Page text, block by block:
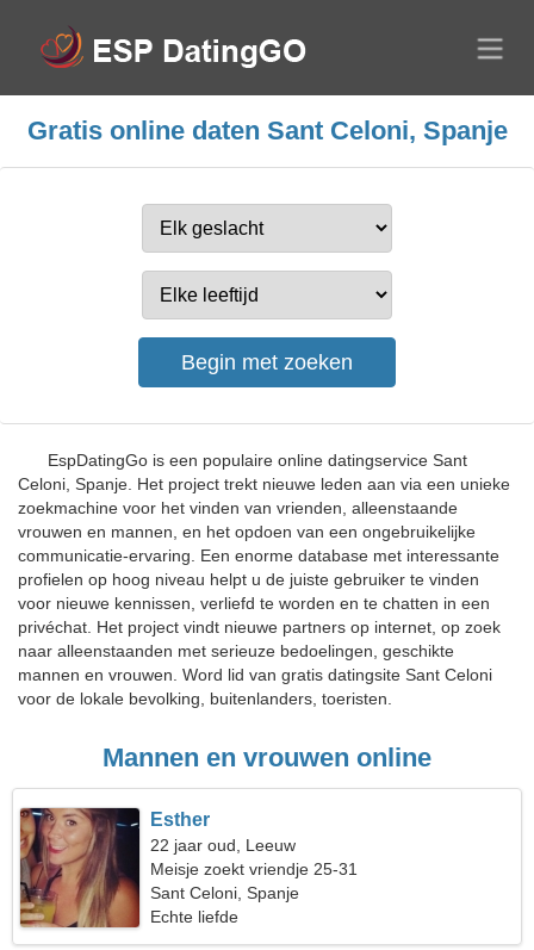
Gratis online daten Sant Celoni, Spanje
EspDatingGo is een populaire online datingservice Sant
Celoni, Spanje. Het project trekt nieuwe leden aan via een unieke
zoekmachine voor het vinden van vrienden, alleenstaande
vrouwen en mannen, en het opdoen van een ongebruikelijke
communicatie-ervaring. Een enorme database met interessante
profielen op hoog niveau helpt u de juiste gebruiker te vinden
voor nieuwe kennissen, verliefd te worden en te chatten in een
privéchat. Het project vindt nieuwe partners op internet, op zoek
naar alleenstaanden met serieuze bedoelingen, geschikte
mannen en vrouwen. Word lid van gratis datingsite Sant Celoni
voor de lokale bevolking, buitenlanders, toeristen.
Mannen en vrouwen online
Esther
22 jaar oud, Leeuw
Meisje zoekt vriendje 25-31
Sant Celoni, Spanje
Echte liefde